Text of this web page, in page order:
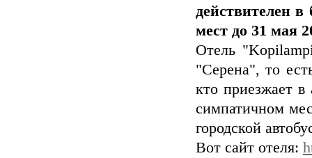
действителен
мест до 31 мая
Отель
"Серена", то
кто приезжает в
симпатичном
городской
Вот сайт отеля: